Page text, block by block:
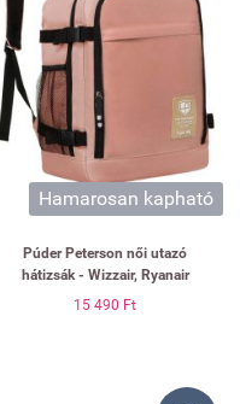
Hamarosan kapható
Púder Peterson női utazó
hátizsák - Wizzair, Ryanair
15 490 Ft